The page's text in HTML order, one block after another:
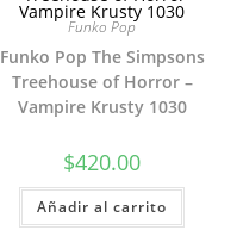
Funko Pop
Funko Pop The Simpsons
Treehouse of Horror –
Vampire Krusty 1030
$420.00
Añadir al carrito